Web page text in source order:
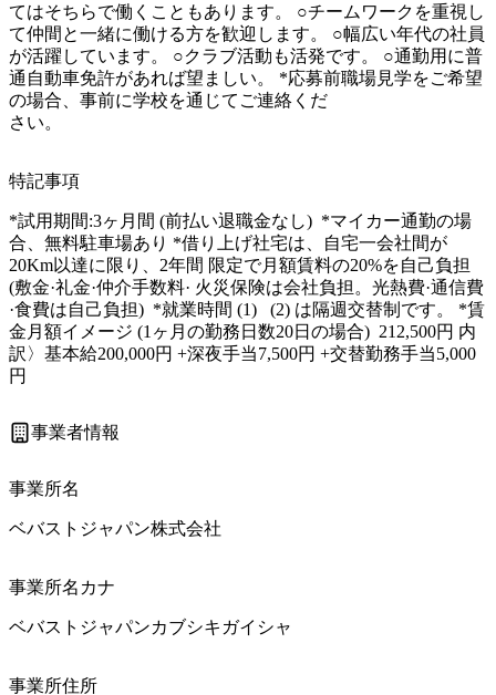
てはそちらで働くこともあります。 ○チームワークを重視し
て仲間と一緒に働ける方を歓迎します。 ○幅広い年代の社員
が活躍しています。 ○クラブ活動も活発です。 ○通勤用に普
通自動車免許があれば望ましい。 *応募前職場見学をご希望
の場合、事前に学校を通じてご連絡くだ
さい。
特記事項
*試用期間:3ヶ月間 (前払い退職金なし)  *マイカー通勤の場
合、無料駐車場あり *借り上げ社宅は、自宅一会社間が
20Km以達に限り、2年間 限定で月額賃料の20%を自己負担
(敷金·礼金·仲介手数料· 火災保険は会社負担。光熱費·通信費
·食費は自己負担)  *就業時間 (1)   (2) は隔週交替制です。 *賃
金月額イメージ (1ヶ月の勤務日数20日の場合)  212,500円 内
訳〉基本給200,000円 +深夜手当7,500円 +交替勤務手当5,000
円
事業者情報
事業所名
ベバストジャパン株式会社
事業所名カナ
ベバストジャパンカブシキガイシャ
事業所住所